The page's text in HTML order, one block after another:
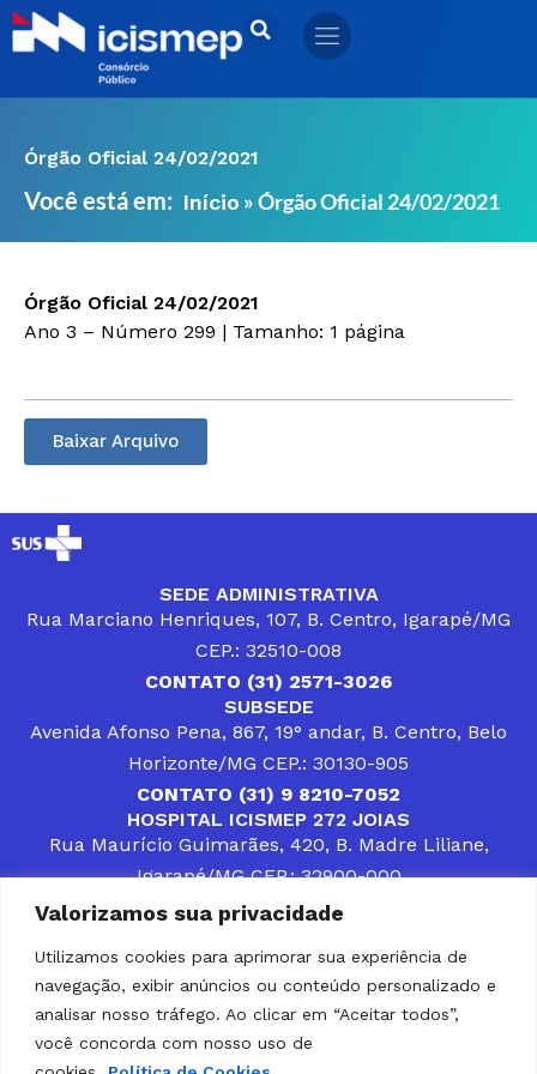
Valorizamos sua privacidade
Utilizamos cookies para aprimorar sua experiência de
navegação, exibir anúncios ou conteúdo personalizado e
analisar nosso tráfego. Ao clicar em “Aceitar todos”,
você concorda com nosso uso de
Ir
para
Órgão Oficial 24/02/2021
Você está em: Início »Órgão Oficial 24/02/2021
Órgão Oficial 24/02/2021
Ano 3 – Número 299 | Tamanho: 1 página
Baixar Arquivo
SEDE ADMINISTRATIVA
Rua Marciano Henriques, 107, B. Centro, Igarapé/MG
CEP.: 32510-008
CONTATO (31) 2571-3026
SUBSEDE
Avenida Afonso Pena, 867, 19° andar, B. Centro, Belo
Horizonte/MG CEP.: 30130-905
CONTATO (31) 9 8210-7052
HOSPITAL ICISMEP 272 JOIAS
Rua Maurício Guimarães, 420, B. Madre Liliane,
Igarapé/MG CEP.: 32900-000
CONTATOS (31) 3512-4400 ou (31) 9 8309-8660
DESENVOLVER SOLUÇÕES, AÇÕES E SERVIÇOS
PÚBLICOS QUE COMPLEMENTEM A ASSISTÊNCIA À
POPULAÇÃO DA REGIÃO EM QUE ATUA, SENDO
PARCEIRO DOS MUNICÍPIOS CONSORCIADOS NA
SOLUÇÃO DE DIFICULDADES ENFRENTADAS POR
GESTORES MUNICIPAIS, É O COMPROMISSO DO
ICISMEP.